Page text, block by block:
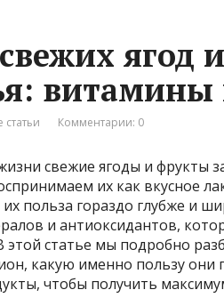
ягод
Комментарии: 0
свежие ягоды и фрукты
их как вкусное
польза гораздо глубже и
и антиоксидантов,
этой статье мы подробно
какую именно пользу они
чтобы получить